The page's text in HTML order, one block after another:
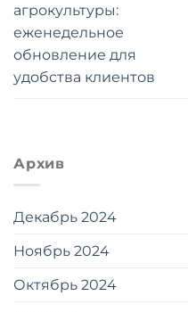
агрокультуры:
еженедельное
обновление для
удобства клиентов
Архив
Декабрь 2024
Ноябрь 2024
Октябрь 2024